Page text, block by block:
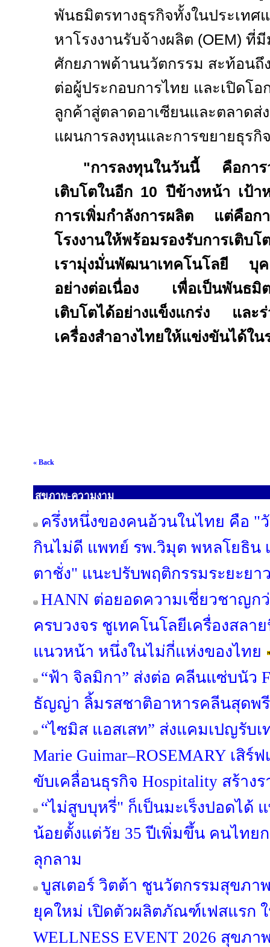
พันธมิตรทางธุรกิจทั้งในประเทศ
หาโรงงานรับจ้างผลิต (OEM) ที่มี
ศักยภาพด้านนวัตกรรม สะท้อนถึ
ต่อผู้ประกอบการไทย และเปิดโอ
ลูกค้าสู่ตลาดอาเซียนและตลาดส่
แผนการลงทุนและการขยายธุรกิ
"การลงทุนในวันนี้ คือการ
เติบโตในอีก 10 ปีข้างหน้า เป้า
การเพิ่มกำลังการผลิต แต่คือก
โรงงานให้พร้อมรองรับการเติบ
เรามุ่งมั่นพัฒนาเทคโนโลยี บุ
อย่างต่อเนื่อง เพื่อเป็นพันธมิต
เติบโตได้อย่างแข็งแกร่ง และ
เครื่องสำอางไทยให้แข่งขันได้ใ
« Back
สุขภาพ-ความงาม
ครึ่งหนึ่งของคนอ้วนในไทย คือ "
กินไม่ดี แพทย์ รพ.วิมุต พหลโยธิน
ตาชั่ง" แนะปรับพฤติกรรมระยะยา
HANN ต่อยอดความเชี่ยวชาญก
ครบวงจร ชูเทคโนโลยีเครื่องสลา
แนวหน้า หนึ่งในไม่กี่แห่งของไทย
“ฟ้า จิลมิกา” ส่งต่อ คลีนแซ่บนัว
ธัญญ่า ลิ้มรสชาติอาหารคลีนสุดพ
“ไซมิส แอสเสท” ส่งแคมเปญรับเ
Marie Guimar–ROSEMARY เสิ
ขับเคลื่อนธุรกิจ Hospitality สร้าง
“ไม่สูบบุหรี่" ก็เป็นมะเร็งปอดได้
น้อยตั้งแต่วัย 35 ปีเพิ่มขึ้น คนไทยก
ลุกลาม
บูสเตอร์ วิตต้า ชูนวัตกรรมสุขภ
ยุคใหม่ เปิดตัวผลิตภัณฑ์เฟสแรก ใ
WELLNESS EVENT 2026 สุขภา